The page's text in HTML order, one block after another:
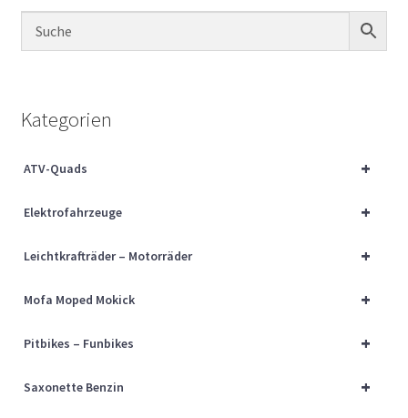
Sachs Ersatzteile
Über uns
Kategorien
+
ATV-Quads
+
Elektrofahrzeuge
+
Leichtkrafträder – Motorräder
+
Mofa Moped Mokick
+
Pitbikes – Funbikes
+
Saxonette Benzin